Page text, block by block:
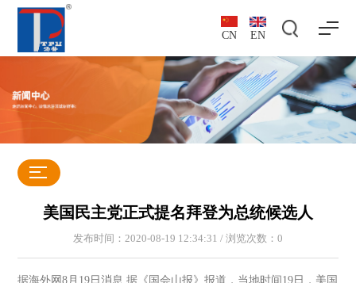
CN EN
美国民主党正式提名拜登为总统候选人
发布时间：2020-08-19 12:34:31 / 浏览次数： 0
据海外网8月19日消息 据《国会山报》报道，当地时间19日，美国